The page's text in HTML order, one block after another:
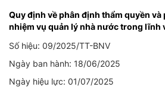
Quy định về phân định thẩm quyền và
nhiệm vụ quản lý nhà nước trong lĩnh
Số hiệu: 09/2025/TT-BNV
Ngày ban hành: 18/06/2025
Ngày hiệu lực: 01/07/2025